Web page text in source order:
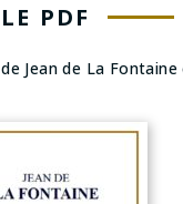
LE PDF
de Jean de La